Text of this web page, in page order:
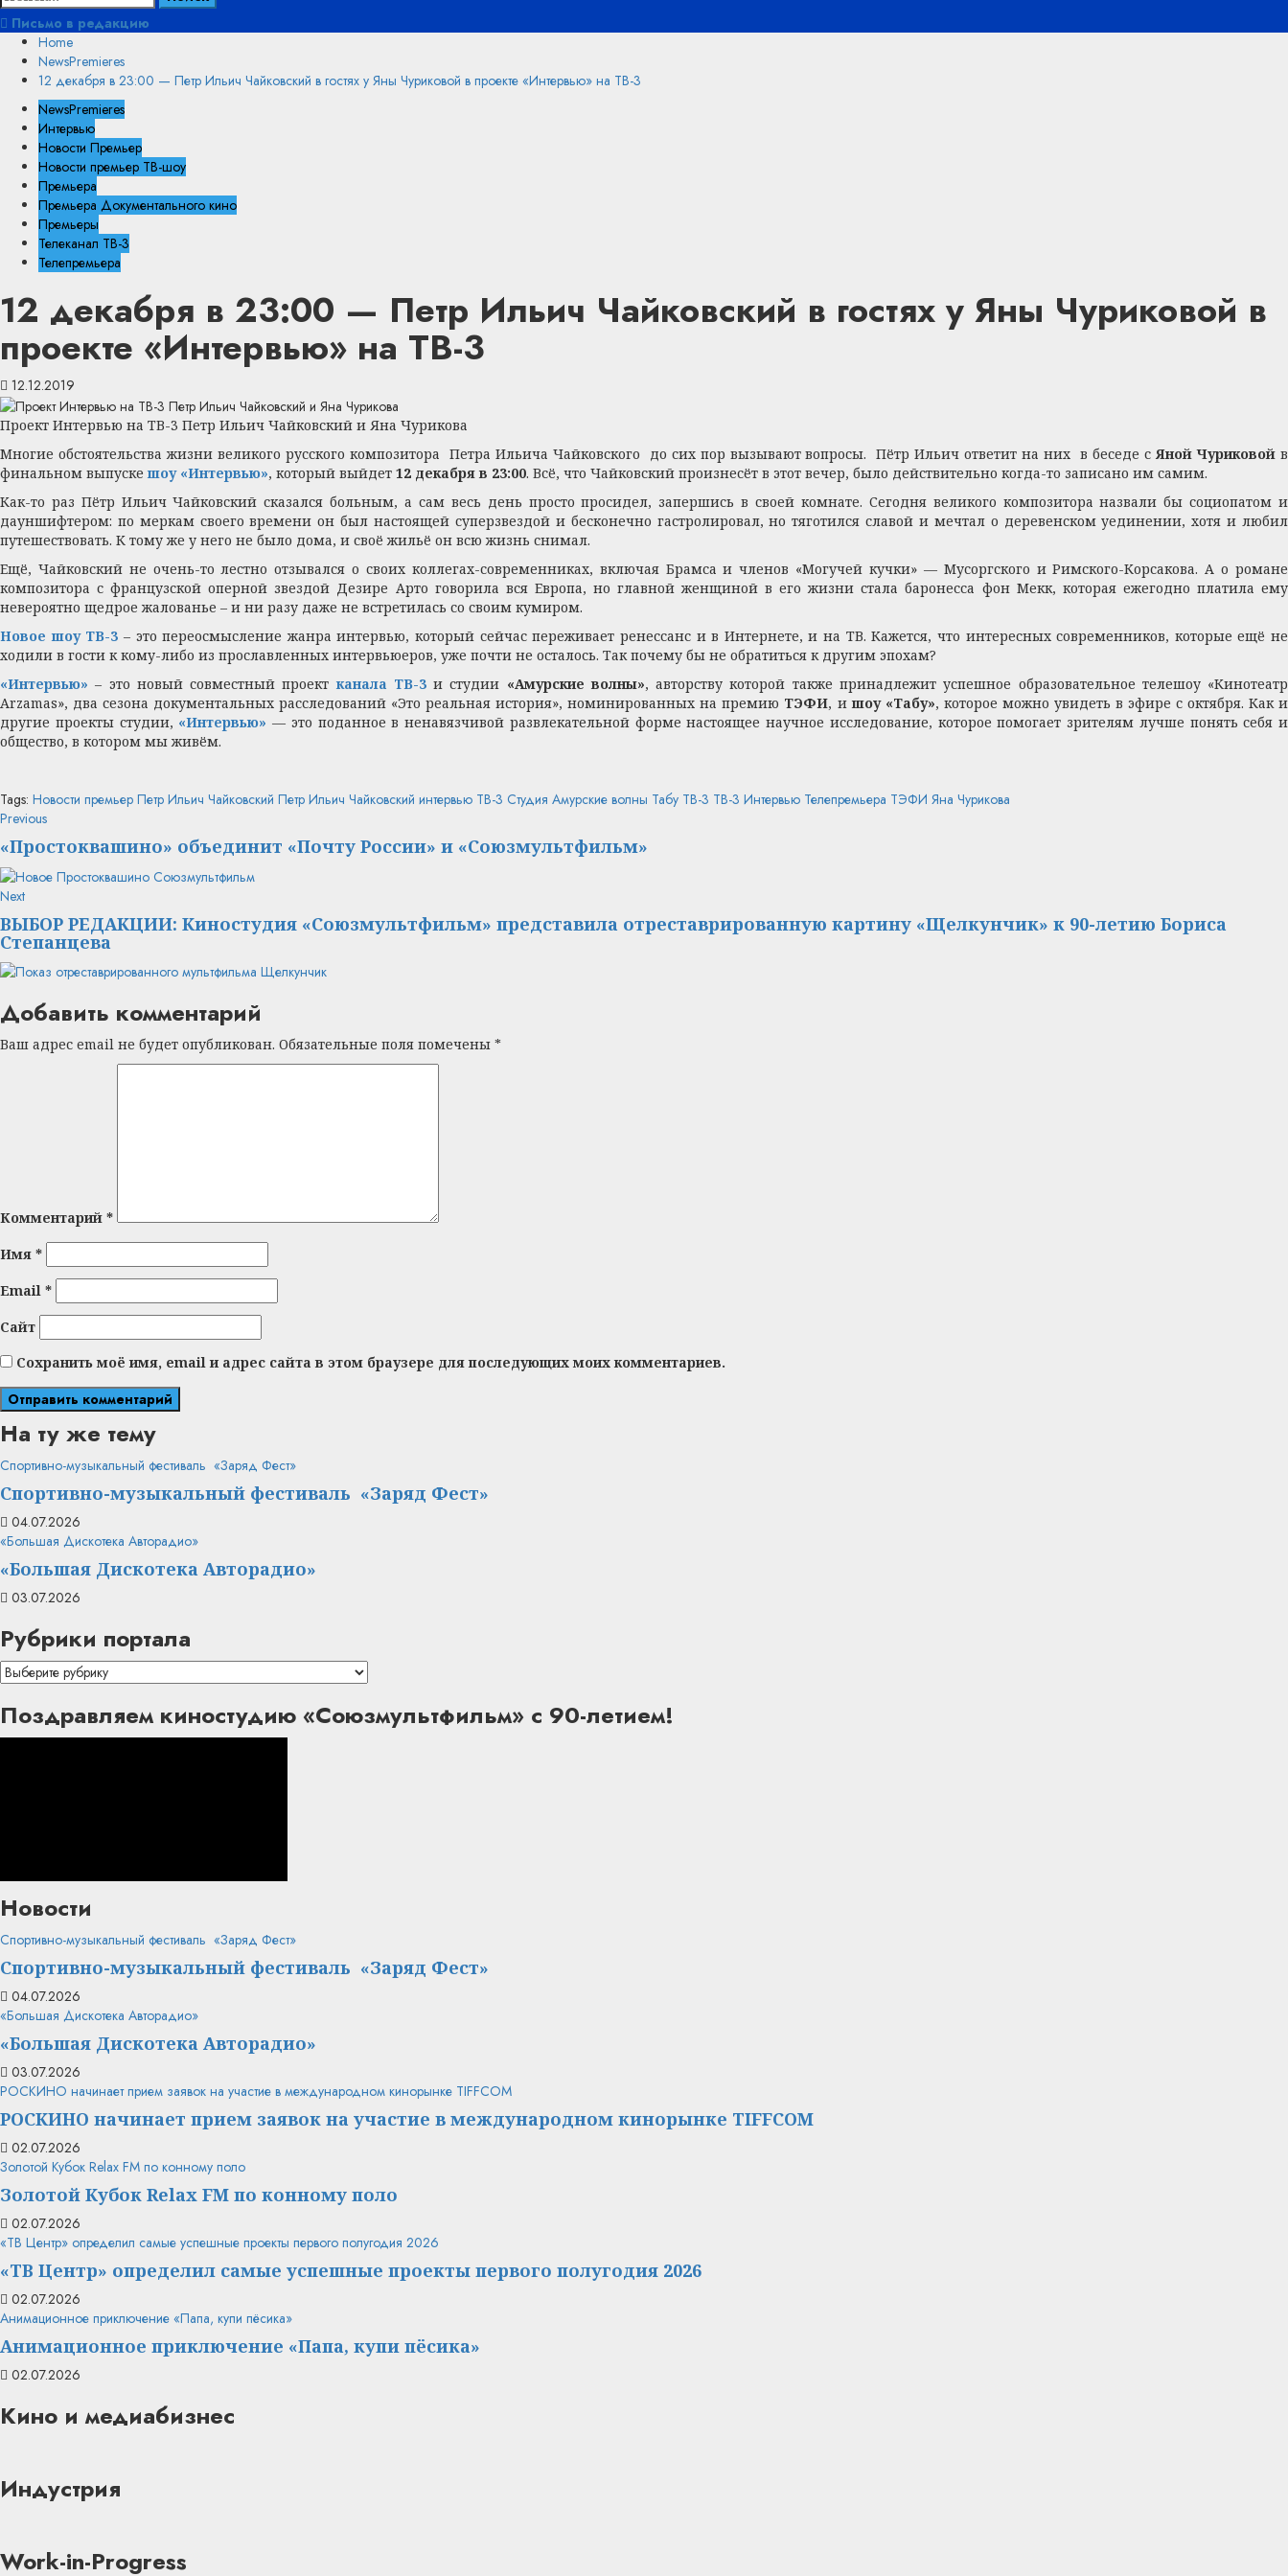
Письмо в редакцию
Home
NewsPremieres
12 декабря в 23:00 — Петр Ильич Чайковский в гостях у Яны Чуриковой в проекте «Интервью» на ТВ-3
NewsPremieres
Интервью
Новости Премьер
Новости премьер ТВ-шоу
Премьера
Премьера Документального кино
Премьеры
Телеканал ТВ-3
Телепремьера
12 декабря в 23:00 — Петр Ильич Чайковский в гостях у Яны Чуриковой в
проекте «Интервью» на ТВ-3
12.12.2019
Проект Интервью на ТВ-3 Петр Ильич Чайковский и Яна Чурикова
Многие обстоятельства жизни великого русского композитора Петра Ильича Чайковского до сих пор вызывают вопросы. Пётр Ильич ответит на них в беседе с Яной Чуриковой в
финальном выпускешоу «Интервью», который выйдет 12 декабря в 23:00. Всё, что Чайковский произнесёт в этот вечер, было действительно когда-то записано им самим.
Как-то раз Пётр Ильич Чайковский сказался больным, а сам весь день просто просидел, запершись в своей комнате. Сегодня великого композитора назвали бы социопатом и
дауншифтером: по меркам своего времени он был настоящей суперзвездой и бесконечно гастролировал, но тяготился славой и мечтал о деревенском уединении, хотя и любил
путешествовать. К тому же у него не было дома, и своё жильё он всю жизнь снимал.
Ещё, Чайковский не очень-то лестно отзывался о своих коллегах-современниках, включая Брамса и членов «Могучей кучки» — Мусоргского и Римского-Корсакова. А о романе
композитора с французской оперной звездой Дезире Арто говорила вся Европа, но главной женщиной в его жизни стала баронесса фон Мекк, которая ежегодно платила ему
невероятно щедрое жалованье – и ни разу даже не встретилась со своим кумиром.
Новое шоу ТВ-3 – это переосмысление жанра интервью, который сейчас переживает ренессанс и в Интернете, и на ТВ. Кажется, что интересных современников, которые ещё не
ходили в гости к кому-либо из прославленных интервьюеров, уже почти не осталось. Так почему бы не обратиться к другим эпохам?
«Интервью» – это новый совместный проектканала ТВ-3и студии «Амурские волны», авторству которой также принадлежит успешное образовательное телешоу «Кинотеатр
Arzamas», два сезона документальных расследований «Это реальная история», номинированных на премию ТЭФИ, ишоу «Табу», которое можно увидеть в эфире с октября. Как и
другие проекты студии, «Интервью» — это поданное в ненавязчивой развлекательной форме настоящее научное исследование, которое помогает зрителям лучше понять себя и
общество, в котором мы живём.
Tags: Новости премьер Петр Ильич Чайковский Петр Ильич Чайковский интервью ТВ-3 Студия Амурские волны Табу ТВ-3 ТВ-3 Интервью Телепремьера ТЭФИ Яна Чурикова
Continue
Reading
PreviousPrevious
«Простоквашино» объединит «Почту России» и «Союзмультфильм»
NextNext
post:
ВЫБОР РЕДАКЦИИ: Киностудия «Союзмультфильм» представила отреставрированную картину «Щелкунчик» к 90-летию Бориса
Степанцева
Добавить комментарий
Ваш адрес email не будет опубликован. Обязательные поля помечены *
Комментарий *
Имя *
Email *
Сайт
Сохранить моё имя, email и адрес сайта в этом браузере для последующих моих комментариев.
На ту же тему
Спортивно-музыкальный фестиваль «Заряд Фест»
Спортивно-музыкальный фестиваль «Заряд Фест»
04.07.2026
«Большая Дискотека Авторадио»
«Большая Дискотека Авторадио»
03.07.2026
Рубрики портала
Рубрики
портала
Поздравляем киностудию «Союзмультфильм» с 90-летием!
Новости
Спортивно-музыкальный фестиваль «Заряд Фест»
Спортивно-музыкальный фестиваль «Заряд Фест»
04.07.2026
«Большая Дискотека Авторадио»
«Большая Дискотека Авторадио»
03.07.2026
РОСКИНО начинает прием заявок на участие в международном кинорынке TIFFCOM
РОСКИНО начинает прием заявок на участие в международном кинорынке TIFFCOM
02.07.2026
Золотой Кубок Relax FM по конному поло
Золотой Кубок Relax FM по конному поло
02.07.2026
«ТВ Центр» определил самые успешные проекты первого полугодия 2026
«ТВ Центр» определил самые успешные проекты первого полугодия 2026
02.07.2026
Анимационное приключение «Папа, купи пёсика»
Анимационное приключение «Папа, купи пёсика»
02.07.2026
Кино и медиабизнес
Индустрия
Work-in-Progress